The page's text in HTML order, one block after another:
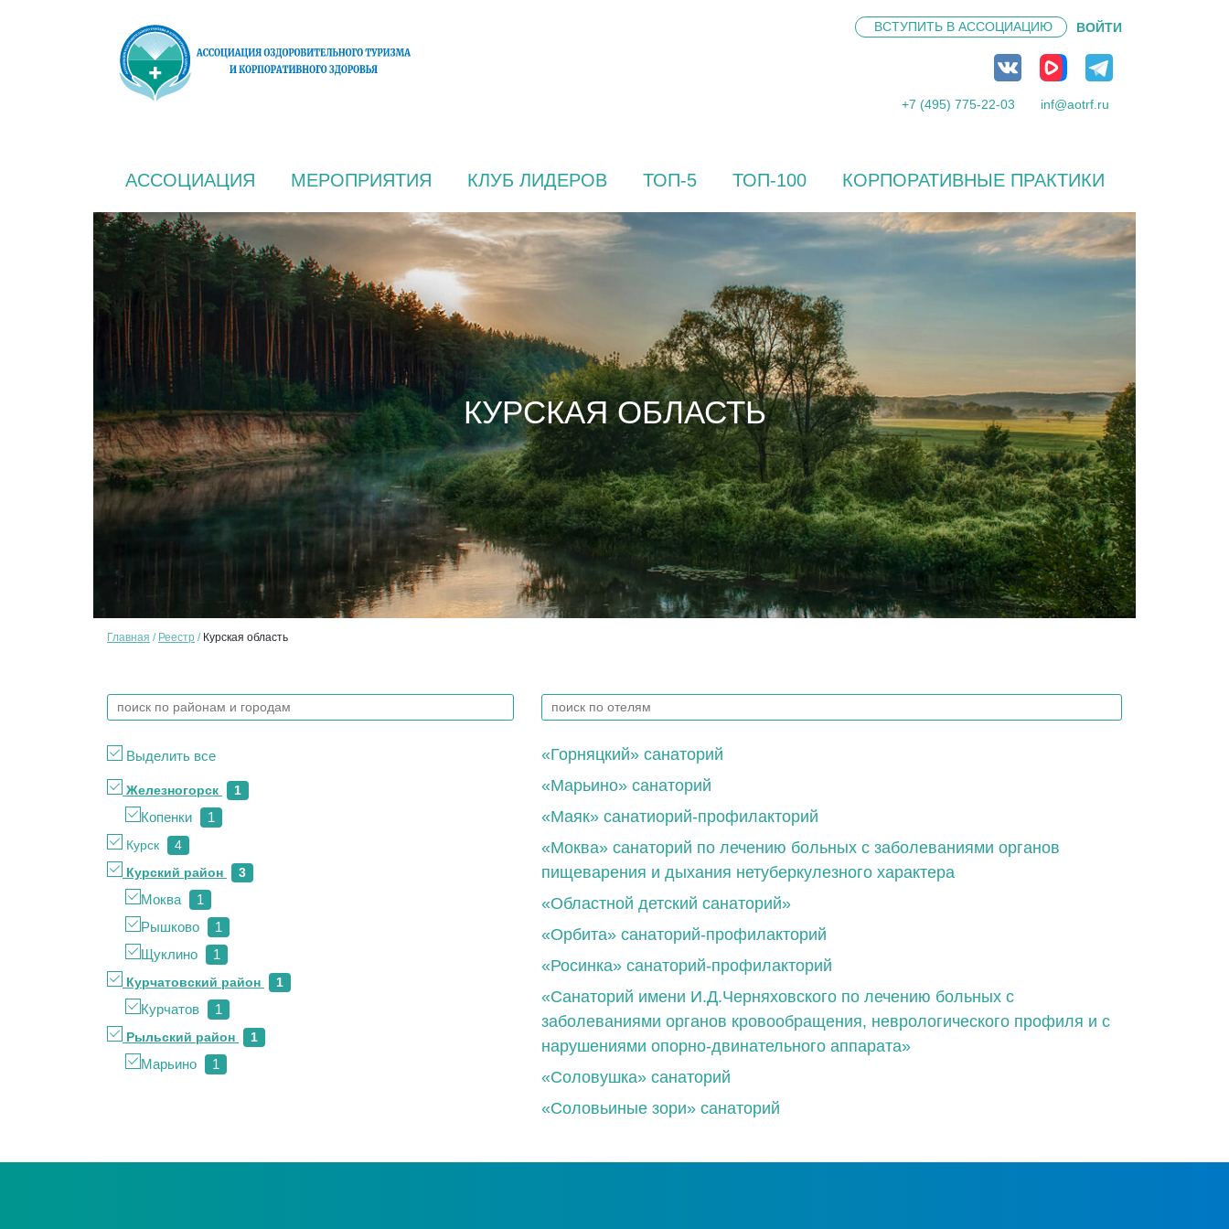
ВСТУПИТЬ В АССОЦИАЦИЮ ВОЙТИ
+7 (495) 775-22-03 inf@aotrf.ru
АССОЦИАЦИЯ МЕРОПРИЯТИЯ КЛУБ ЛИДЕРОВ ТОП-5 ТОП-100 КОРПОРАТИВНЫЕ ПРАКТИКИ
КУРСКАЯ ОБЛАСТЬ
Главная Реестр Курская область
Выделить все
Железногорск 1
Копенки 1
Курск
4
Курский район
3
Моква
1
Рышково
1
Щуклино
1
Курчатовский район 1
Курчатов 1
Рыльский район 1
Марьино 1
«Горняцкий» санаторий
«Марьино» санаторий
«Маяк» санатиорий-профилакторий
«Моква» санаторий по лечению больных с заболеваниями органов
пищеварения и дыхания нетуберкулезного характера
«Областной детский санаторий»
«Орбита» санаторий-профилакторий
«Росинка» санаторий-профилакторий
«Санаторий имени И.Д.Черняховского по лечению больных с
заболеваниями органов кровообращения, неврологического профиля и с
нарушениями опорно-двинательного аппарата»
«Соловушка» санаторий
«Соловьиные зори» санаторий